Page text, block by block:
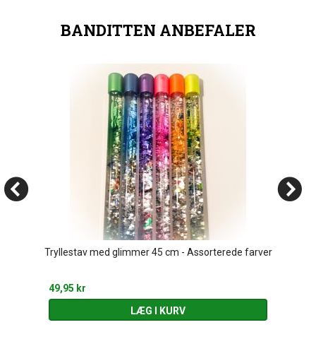
BANDITTEN ANBEFALER
Tryllestav med glimmer 45 cm - Assorterede farver
49,95 kr
LÆG I KURV